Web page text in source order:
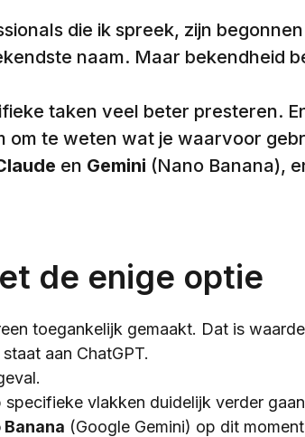
die ik spreek, zijn
naam. Maar bekendheid
taken veel beter presteren.
om te weten wat je waarvoor
en Gemini (Nano Banana),
de enige optie
toegankelijk gemaakt. Dat is
aan ChatGPT.
vlakken duidelijk verder
Banana (Google Gemini) op dit